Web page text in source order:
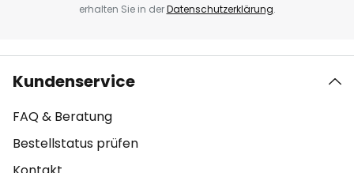
erhalten Sie in derDatenschutzerklärung.
Kundenservice
FAQ & Beratung
Bestellstatus prüfen